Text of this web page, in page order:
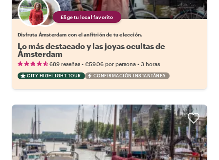
Elige tu local favorito
Disfruta Ámsterdam con el anfitrión de tu elección.
Lo más destacado y las joyas ocultas de
Ámsterdam
689 reseñas • €59.06 por persona • 3 horas
CITY HIGHLIGHT TOUR CONFIRMACIÓN INSTANTÁNEA